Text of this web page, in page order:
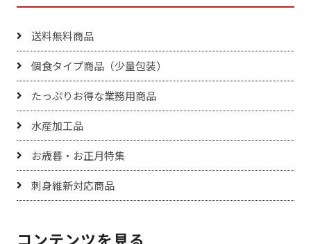
送料無料商品
個食タイプ商品（少量包装）
たっぷりお得な業務用商品
水産加工品
お歳暮・お正月特集
刺身維新対応商品
コンテンツを見る